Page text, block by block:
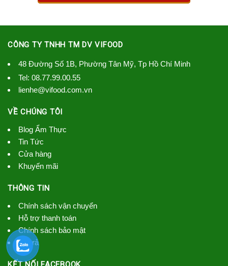
CÔNG TY TNHH TM DV VIFOOD
48 Đường Số 1B, Phường Tân Mỹ, Tp Hồ Chí Minh
Tel: 08.77.99.00.55
lienhe@vifood.com.vn
VỀ CHÚNG TÔI
Blog Ẩm Thực
Tin Tức
Cửa hàng
Khuyến mãi
THÔNG TIN
Chính sách vận chuyển
Hỗ trợ thanh toán
Chính sách bảo mật
đổi trả